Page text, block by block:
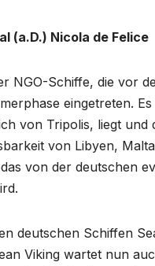
(a.D.) Nicola de Felice
NGO-Schiffe, die vor
eingetreten.
von Tripolis, liegt
von Libyen,
von der deutschen
deutschen Schiffen
Viking wartet nun